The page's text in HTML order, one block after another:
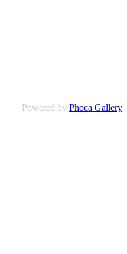
Powered by Phoca Gallery